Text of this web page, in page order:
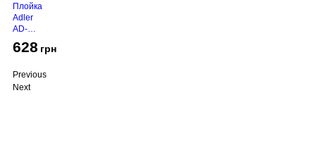
Плойка
Adler
AD-
2116
628 грн
Previous
Next